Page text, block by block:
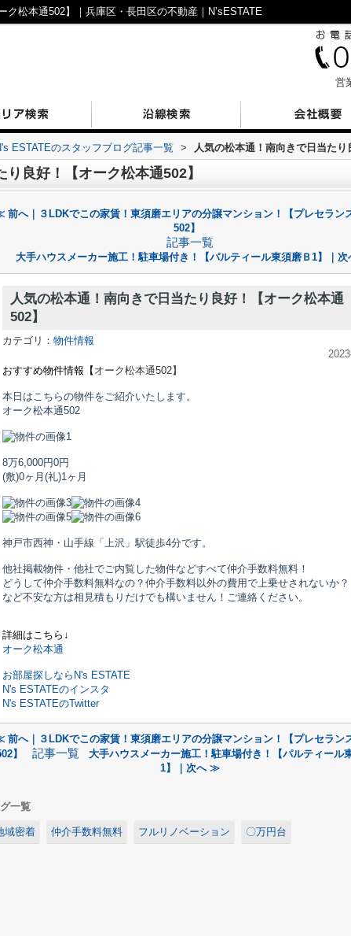
松本通502】｜兵庫区・長田区の不動産｜N’sESTATE
営
ESTATEのスタッフブログ記事一覧 > 人気の松本通！南向きで日当たり
良好！【オーク松本通502】
前へ｜３LDKでこの家賃！東須磨エリアの分譲マンション！【プレセラン
502】
記事一覧
大手ハウスメーカー施工！駐車場付き！【パルティール東須磨Ｂ1】｜
人気の松本通！南向きで日当たり良好！【オーク松本通
502】
カテゴリ： 物件情報
おすすめ物件情報【 オーク松本通502】
本日はこちらの物件をご紹介いたします。
オーク松本通502
8万6,000円0円
(敷)0ヶ月 (礼)1ヶ月
神戸市西神・山手線「上沢」駅徒歩4分です。
他社掲載物件・他社でご内覧した物件などすべて仲介手数料無料！
どうして仲介手数料無料なの？仲介手数料以外の費用で上乗せされないか？
など不安な方は相見積もりだけでも構いません！ご連絡ください。
詳細はこちら↓
オーク松本通
お部屋探しならN's ESTATE
N's ESTATEのインスタ
N's ESTATEのTwitter
前へ｜３LDKでこの家賃！東須磨エリアの分譲マンション！【プレセラン
】
記事一覧
大手ハウスメーカー施工！駐車場付き！【パルティール
1】｜次へ ≫
一覧
域密着 仲介手数料無料 フルリノベーション 〇万円台